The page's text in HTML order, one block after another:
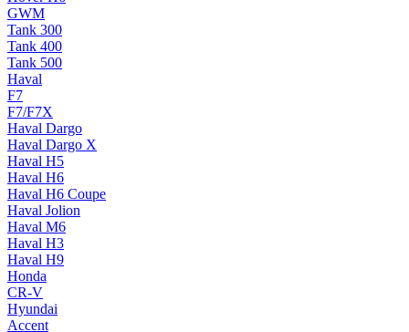
GWM
Tank 300
Tank 400
Tank 500
Haval
F7
F7/F7X
Haval Dargo
Haval Dargo Х
Haval H5
Haval H6
Haval H6 Coupe
Haval Jolion
Haval M6
Haval Н3
Haval Н9
Honda
CR-V
Hyundai
Accent